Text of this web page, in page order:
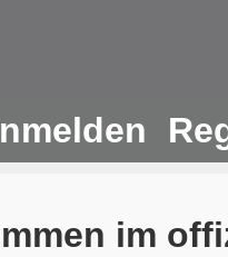
im